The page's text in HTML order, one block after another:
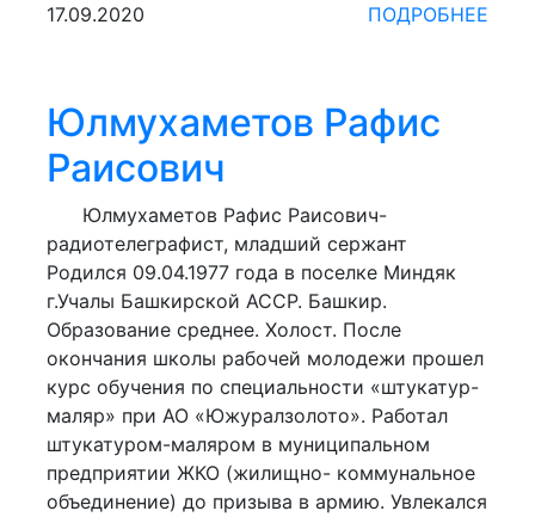
17.09.2020
ПОДРОБНЕЕ
Юлмухаметов Рафис
Раисович
Юлмухаметов Рафис Раисович-
радиотелеграфист, младший сержант
Родился 09.04.1977 года в поселке Миндяк
г.Учалы Башкирской АССР. Башкир.
Образование среднее. Холост. После
окончания школы рабочей молодежи прошел
курс обучения по специальности «штукатур-
маляр» при АО «Южуралзолото». Работал
штукатуром-маляром в муниципальном
предприятии ЖКО (жилищно- коммунальное
объединение) до призыва в армию. Увлекался